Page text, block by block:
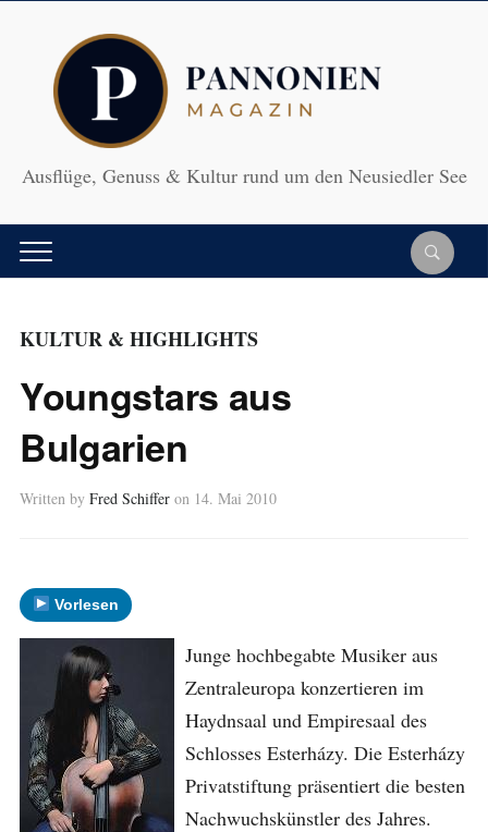
Ausflüge, Genuss & Kultur rund um den Neusiedler See
KULTUR & HIGHLIGHTS
Youngstars aus
Bulgarien
Written by Fred Schiffer on 14. Mai 2010
Vorlesen
Junge hochbegabte Musiker aus
Zentraleuropa konzertieren im
Haydnsaal und Empiresaal des
Schlosses Esterházy. Die Esterházy
Privatstiftung präsentiert die besten
Nachwuchskünstler des Jahres.